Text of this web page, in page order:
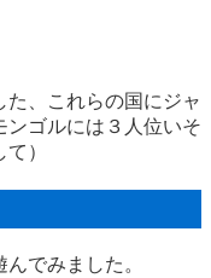
た、これらの国にジャ
ンゴルには３人位いそ
）
でみました。